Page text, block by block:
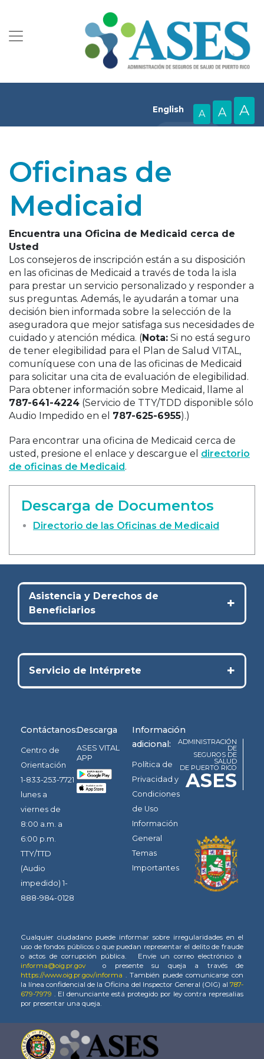
English A A A
Oficinas de
Medicaid
Encuentra una Oficina de Medicaid cerca de
Usted
Los consejeros de inscripción están a su disposición
en las oficinas de Medicaid a través de toda la isla
para prestar un servicio personalizado y responder a
sus preguntas. Además, le ayudarán a tomar una
decisión bien informada sobre la selección de la
aseguradora que mejor satisfaga sus necesidades de
cuidado y atención médica. (Nota: Si no está seguro
de tener elegibilidad para el Plan de Salud VITAL,
comuníquese con una de las oficinas de Medicaid
para solicitar una cita de evaluación de elegibilidad.
Para obtener información sobre Medicaid, llame al
787-641-4224 (Servicio de TTY/TDD disponible sólo
Audio Impedido en el 787-625-6955).)
Para encontrar una oficina de Medicaid cerca de
usted, presione el enlace y descargue el directorio
de oficinas de Medicaid.
Descarga de Documentos
Directorio de las Oficinas de Medicaid
Asistencia y Derechos de
Beneficiarios
+
Servicio de Intérprete +
Contáctanos:
Centro de
Orientación
1-833-253-7721
lunes a
viernes de
8:00 a.m. a
6:00 p.m.
TTY/TTD
(Audio
impedido) 1-
888-984-0128
Descarga
ASES VITAL
APP
Información
adicional:
Política de
Privacidad y
Condiciones
de Uso
Información
General
Temas
Importantes
ADMINISTRACIÓN
DE
SEGUROS DE
SALUD
DE PUERTO RICO
ASES
Cualquier ciudadano puede informar sobre irregularidades en el
uso de fondos públicos o que puedan representar el delito de fraude
o actos de corrupción pública. Envíe un correo electrónico a
informa@oig.pr.gov o presente su queja a través de
https://www.oig.pr.gov/informa . También puede comunicarse con
la línea confidencial de la Oficina del Inspector General (OIG) al 787-
679-7979 . El denunciante está protegido por ley contra represalias
por presentar una queja.